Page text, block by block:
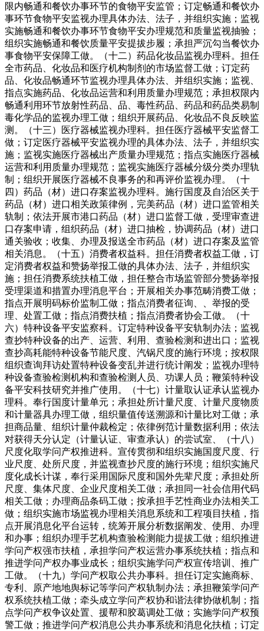
限内畅通和餐饮办事环节的食物平安监管；订定畅通和餐饮办
事环节食物平安监视办理具体办法、法子，并组织实施；监视
实施畅通和餐饮办事环节食物平安办理规范和质量监视抽验；
组织实施畅通和餐饮质量平安提拔步履；承担严沉勾当餐饮办
事食物平安保障工做。（十二）药品化妆品监视办理科。担任
全市药品、化妆品和医疗机构制剂的市场监督工做；订定药
品、化妆品畅通环节监视办理具体办法、并组织实施；监视、
指点实施药品、化妆品运营和利用质量办理规范；承担权限内
畅通利用环节放射性药品、品、毒性药品、药品和药品类易制
毒化学品的监视办理工做；组织开展药品、化妆品不良反映监
测。（十三）医疗器械监视办理科。担任医疗器械平安监督工
做；订定医疗器械平安监视办理的具体办法、法子，并组织实
施；监视实施医疗器械出产质量办理规范；指点实施医疗器械
运营和利用质量办理规范；监视实施医疗器械分级分类办理轨
制；组织开展医疗器械不良事务的和再评价监视办理。（十
四）药品（材）进口存案监视办理科。施行国度及自治区关于
药品（材）进口相关政策律例，完美药品（材）进口监管相关
轨制；依法开展市港口药品（材）进口监督工做，受理审查进
口存案申请，组织药品（材）进口抽检，协调药品（材）进口
通关验收；收集、办理及报送全市药品（材）进口存案及监管
相关消息。（十五）消费者权益科。担任消费者权益工做，订
定消费者权益和赞扬举报工做的具体办法、法子，并组织实
施；担任消费系统扶植工做，担任整合市场监管部分赞扬举报
受理渠道和措置办理消息平台；开展相关办事范畴消费工做；
指点开展明码标价监制工做；指点消费者征询、、举报的受
理、处置工做；指点消费扶植；指点消费者协会工做。（十
六）特种设备平安监察科。订定特种设备平安轨制办法；监视
查抄特种设备的出产、运营、利用、查验检测和进出口；监视
查抄高耗能特种设备节能尺度、汽锅尺度的施行环境；按权限
组织查询拜访处置特种设备变乱并进行统计阐发；监视办理特
种设备查验检测机构和查验检测人员、功课人员；鞭策特种设
备平安科技研究并推广使用。（十七）计量取认证承认监视办
理科。奉行国度计量单元；承担处所计量尺度、计量尺度物质
和计量器具办理工做，组织量值传送溯源和计量比对工做；承
担商品量、组织计量仲裁检定；依律例范计量数据利用；依法
对获得天分认定（计量认证、审查承认）的尝试室、（十八）
尺度化取学问产权推进科。宣传贯彻和组织实施国度尺度、行
业尺度、处所尺度，并监视查抄尺度的施行环境；组织实施尺
度化成长计谋，奉行采用国际尺度和国外先辈尺度；承担处所
尺度、集体尺度、企业尺度相关工做；承担同一社会信用代码
相关工做；办理商品条码工做；按承担手艺性商业办法相关工
做；组织实施市场监视办理相关消息系统和工程项目扶植，指
点开展消息化平台运转，统筹开展分析数据阐发、使用、办理
和办事；组织办理手艺机构查验检测能力提拔工做；组织推进
学问产权强市扶植，承担学问产权运营办事系统扶植；指点和
推进学问产权办事业成长；组织实施学问产权宣传培训、推广
工做。（十九）学问产权取公共办事科。担任订定实施商标、
专利、原产地地舆标记等学问产权轨制办法；承担鞭策学问产
权系统扶植工做；牵头成立学问产权协和谐法律协做机制；指
点学问产权争议处置、援帮和胶葛调处工做；实施学问产权预
警工做；推进学问产权消息公共办事系统和消息化扶植；订定